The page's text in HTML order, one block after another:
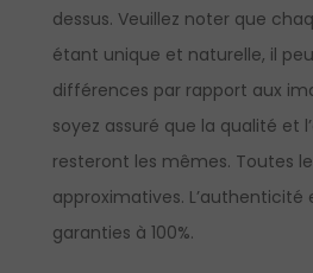
dessus. Veuillez noter que
étant unique et naturelle, il
différences par rapport aux
soyez assuré que la qualité et
resteront les mêmes. Toutes
approximatives.
garanties à 100%.